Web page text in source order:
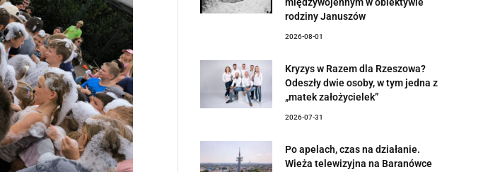
rodziny Januszów
2026-08-01
Kryzys w Razem dla Rzeszowa?
Odeszły dwie osoby, w tym jedna z
„matek założycielek”
2026-07-31
Po apelach, czas na działanie.
Wieża telewizyjna na Baranówce